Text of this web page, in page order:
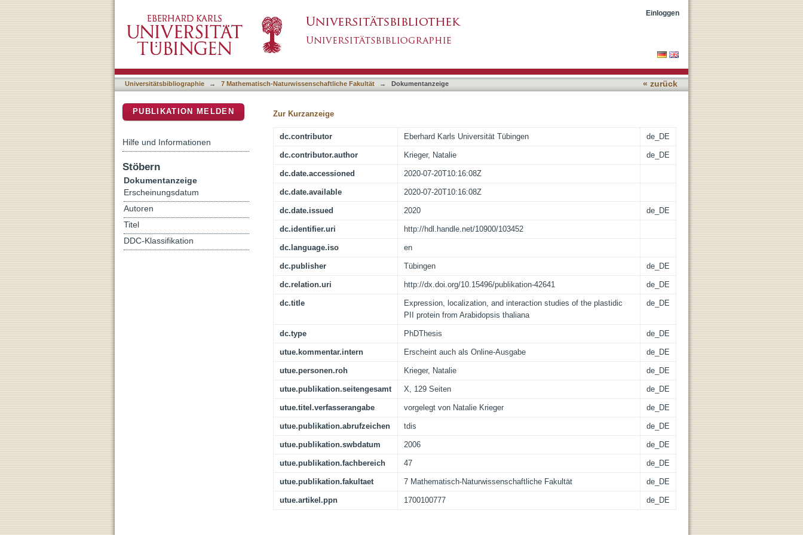
thaliana
Einloggen
Universitätsbibliographie → 7 Mathematisch-Naturwissenschaftliche Fakultät → Dokumentanzeige « zurück
Zur Kurzanzeige
dc.contributor Eberhard Karls Universität Tübingen de_DE
dc.contributor.author Krieger, Natalie de_DE
dc.date.accessioned 2020-07-20T10:16:08Z
dc.date.available 2020-07-20T10:16:08Z
dc.date.issued 2020 de_DE
dc.identifier.uri http://hdl.handle.net/10900/103452
dc.language.iso en
dc.publisher Tübingen de_DE
dc.relation.uri http://dx.doi.org/10.15496/publikation-42641 de_DE
dc.title
Expression, localization, and interaction studies of the plastidic
PII protein from Arabidopsis thaliana
de_DE
dc.type PhDThesis de_DE
utue.kommentar.intern Erscheint auch als Online-Ausgabe de_DE
utue.personen.roh Krieger, Natalie de_DE
utue.publikation.seitengesamt X, 129 Seiten de_DE
utue.titel.verfasserangabe vorgelegt von Natalie Krieger de_DE
utue.publikation.abrufzeichen tdis de_DE
utue.publikation.swbdatum 2006 de_DE
utue.publikation.fachbereich 47 de_DE
utue.publikation.fakultaet 7 Mathematisch-Naturwissenschaftliche Fakultät de_DE
utue.artikel.ppn 1700100777 de_DE
PUBLIKATION MELDEN
Hilfe und Informationen
Stöbern
Dokumentanzeige
Erscheinungsdatum
Autoren
Titel
DDC-Klassifikation